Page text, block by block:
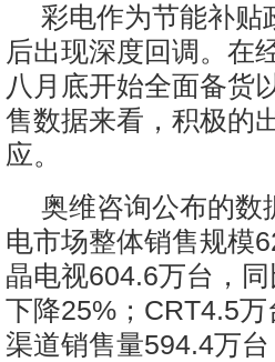
彩电作为节能补贴
后出现深度回调。在
八月底开始全面备货
售数据来看，积极的
应。
奥维咨询公布的数
电市场整体销售规模
晶电视604.6万台，
下降25%；CRT4.5
渠道销售量594.4万